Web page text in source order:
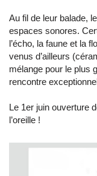
Au fil de leur balade,
espaces sonores.
l’écho, la faune et la
venus d’ailleurs
mélange pour le plus
rencontre
Le 1er juin ouverture
l’oreille !